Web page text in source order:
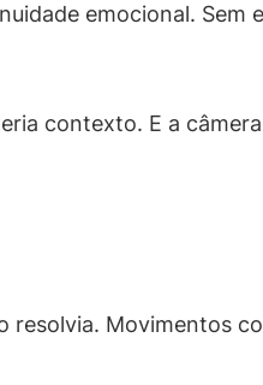
emocional. Sem
contexto. E a
resolvia. Movimentos